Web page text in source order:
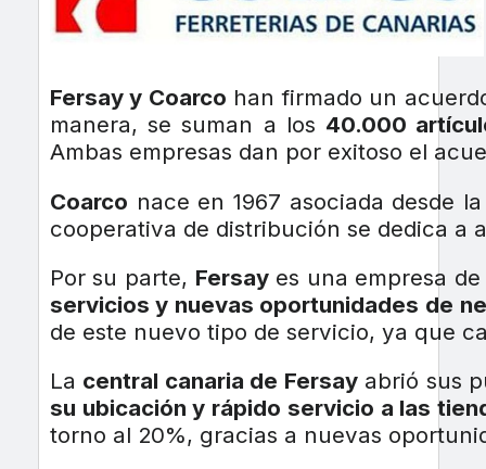
Fersay y Coarco han firmado un
manera, se suman a los 40.000
Ambas empresas dan por exitoso el
Coarco nace en 1967 asociada desde la
cooperativa de distribución se dedica a
Por su parte, Fersayes una empresa
servicios y nuevas oportunidades de
de este nuevo tipo de servicio, ya que
La central canaria de Fersayabrió sus
su ubicación y rápido servicio a las
torno al 20%, gracias a nuevas